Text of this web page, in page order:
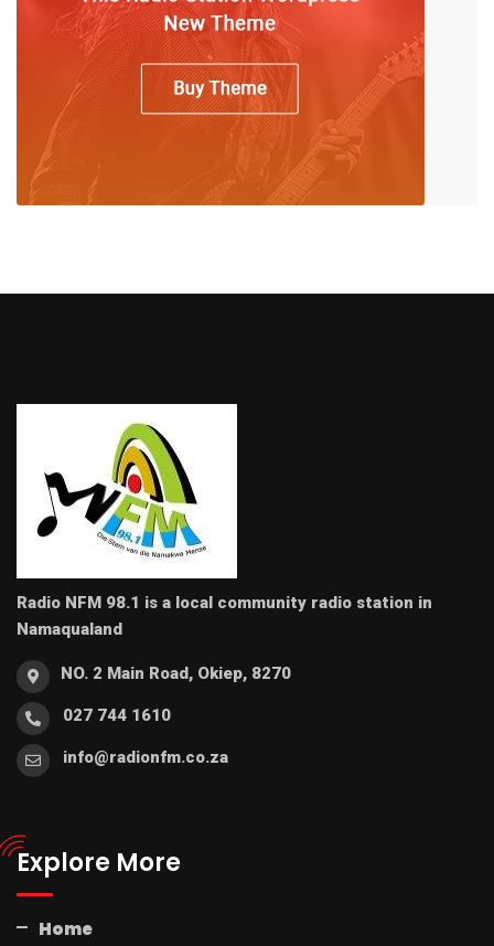
Radio NFM 98.1 is a local community radio station in
Namaqualand
NO. 2 Main Road, Okiep, 8270
027 744 1610
info@radionfm.co.za
Explore More
Home